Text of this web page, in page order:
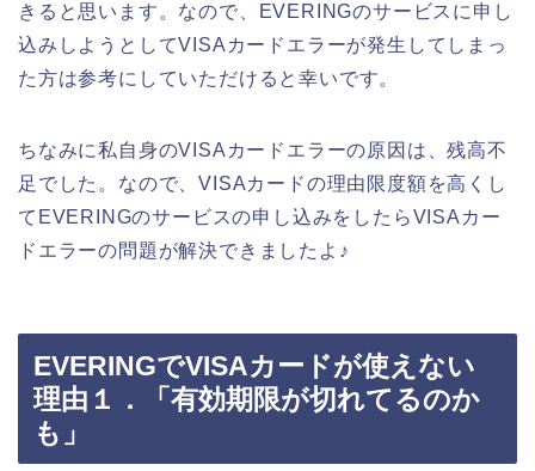
きると思います。なので、EVERINGのサービスに申し
込みしようとしてVISAカードエラーが発生してしまっ
た方は参考にしていただけると幸いです。
ちなみに私自身のVISAカードエラーの原因は、残高不
足でした。なので、VISAカードの理由限度額を高くし
てEVERINGのサービスの申し込みをしたらVISAカー
ドエラーの問題が解決できましたよ♪
EVERINGでVISAカードが使えない
理由１．「有効期限が切れてるのか
も」